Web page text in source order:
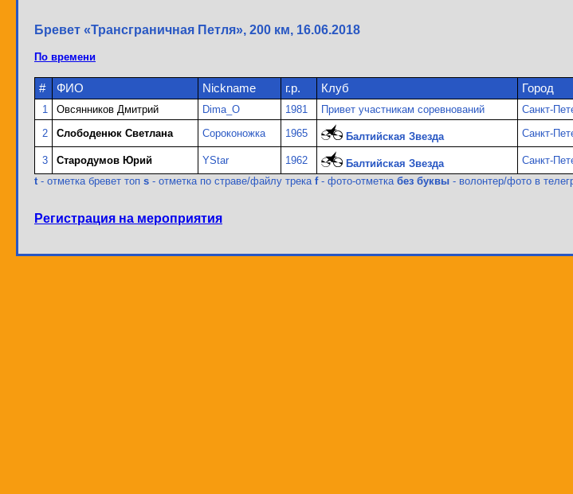
Бревет «Трансграничная Петля», 200 км, 16.06.2018
По времени
# ФИО Nickname г.р. Клуб Город
1 Овсянников Дмитрий Dima_O 1981 Привет участникам соревнований Санкт-
2
Слободенюк Светлана Сороконожка 1965 Балтийская Звезда Санкт-
3 Стародумов Юрий YStar 1962 Балтийская Звезда Санкт-
t- отметка бревет топ s - отметка по страве/файлу трека f- фото-отметка без буквы - волонтер/фото в
Регистрация на мероприятия